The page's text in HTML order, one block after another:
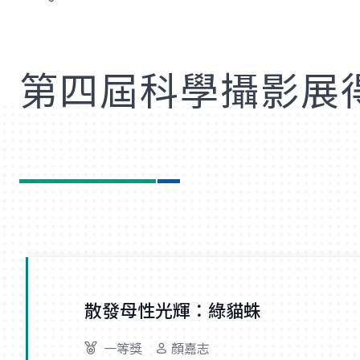
第四屆科學攝影展
散發母性光輝：綠貓蛛
一等獎 顏嘉志